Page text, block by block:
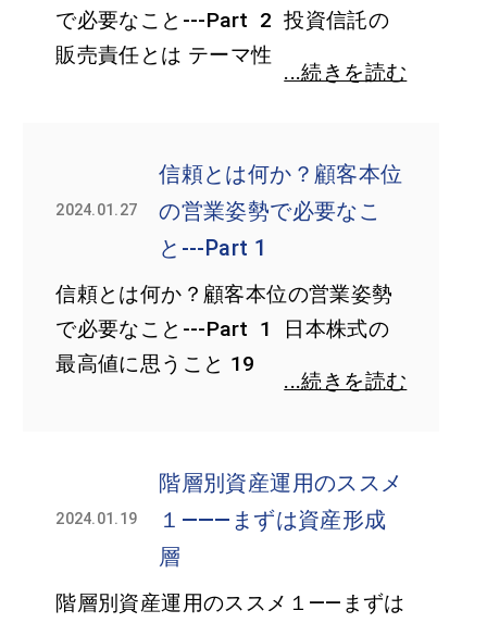
で必要なこと---Part 2 投資信託の
販売責任とは テーマ性
...続きを読む
2024.01.27
信頼とは何か？顧客本位
の営業姿勢で必要なこ
と---Part 1
信頼とは何か？顧客本位の営業姿勢
で必要なこと---Part 1 日本株式の
最高値に思うこと 19
...続きを読む
2024.01.19
階層別資産運用のススメ
１―――まずは資産形成
層
階層別資産運用のススメ１――まずは